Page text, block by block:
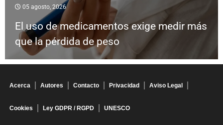
05 agosto, 2026
El uso de medicamentos exige medir más
que la pérdida de peso
Acerca Autores Contacto Privacidad Aviso Legal
Cookies Ley GDPR / RGPD UNESCO